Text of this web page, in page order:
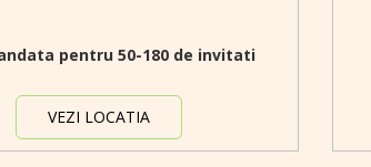
pentru 50-180 de invitati
VEZI LOCATIA